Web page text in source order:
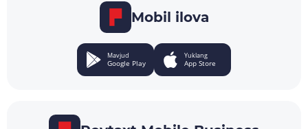
Mobil ilova
Mavjud
Google Play
Yuklang
App Store